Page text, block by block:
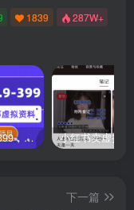
1839 287W+
一单收益19.9-399，一个蓝海冷门项目，在小红书上卖人事虚拟资料
下一篇